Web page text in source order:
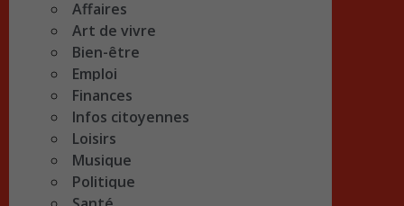
Affaires
Art de vivre
Bien-être
Emploi
Finances
Infos citoyennes
Loisirs
Musique
Politique